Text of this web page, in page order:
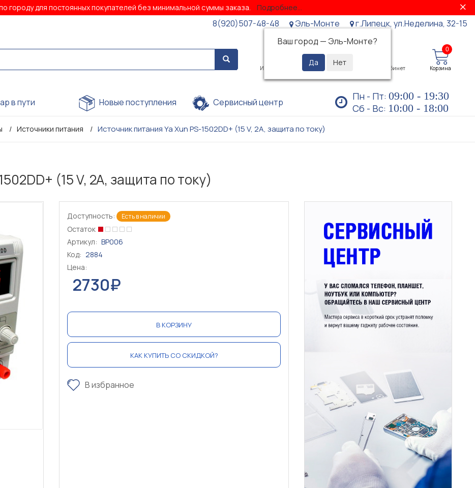
городу для постоянных покупателей без минимальной суммы заказа. Подробнее...
8(920)507-48-48
Эль-Монте
Ваш город — Эль-Монте?
г.Липецк, ул.Неделина, 32-15
Избранное Просмотренные Личный кабинет
0
Корзина
в пути Новые поступления Сервисный центр Пн - Пт: 09:00 - 19:30
Сб - Вс: 10:00 - 18:00
Источники питания Источник питания Ya Xun PS-1502DD+ (15 V, 2A, защита по току)
(15 V, 2A, защита по току)
Доступность: Есть в наличии
Остаток
Артикул: BP006
Код: 2884
Цена:
2730₽
В КОРЗИНУ
КАК КУПИТЬ СО СКИДКОЙ?
В избранное